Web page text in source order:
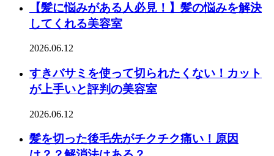
【髪に悩みがある人必見！】髪の悩みを解決
してくれる美容室
2026.06.12
すきバサミを使って切られたくない！カット
が上手いと評判の美容室
2026.06.12
髪を切った後毛先がチクチク痛い！原因